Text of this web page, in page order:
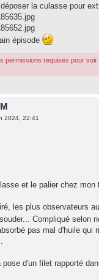
la culasse pour
épisode
permissions requises pour
2024, 22:41
et le palier chez
les plus observateurs
Compliqué selon
pas mal d'huile qui
pose d'un filet rapporté